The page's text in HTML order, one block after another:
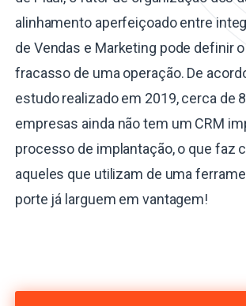
alinhamento aperfeiçoado entre
de Vendas e Marketing pode definir
fracasso de uma operação. De
estudo realizado em 2019, cerca de
empresas ainda não tem um CRM
processo de implantação, o que faz
aqueles que utilizam de uma
porte já larguem em vantagem!